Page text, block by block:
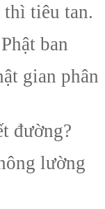
tiêu tan.
ban
gian phân
đường?
lường